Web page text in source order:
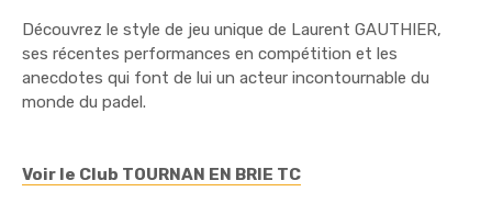
Découvrez le style de jeu unique de Laurent GAUTHIER,
ses récentes performances en compétition et les
anecdotes qui font de lui un acteur incontournable du
monde du padel.
Voir le Club TOURNAN EN BRIE TC